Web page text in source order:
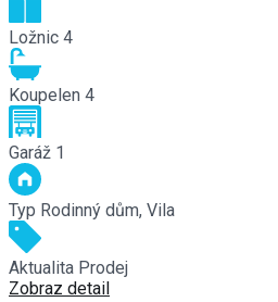
Ložnic 4
Koupelen 4
Garáž 1
Typ Rodinný dům, Vila
Aktualita Prodej
Zobraz detail